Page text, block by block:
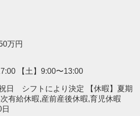
万円
【土】9:00〜13:00
祝日 シフトにより決定 【休暇】夏期
有給休暇,産前産後休暇,育児休暇